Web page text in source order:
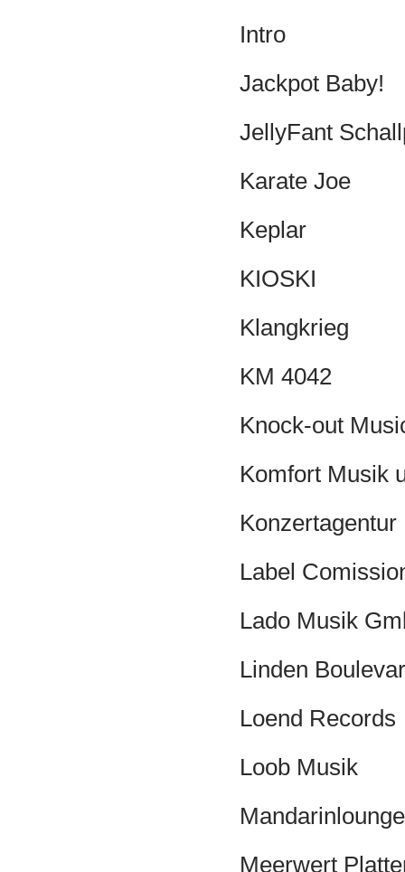
Intro
Jackpot Baby!
JellyFant
Karate Joe
Keplar
KIOSKI
Klangkrieg
KM 4042
Knock-out
Komfort Musik
Konzertagentur
Label
Lado Musik
Linden
Loend Records
Loob Musik
Mandarinlounge
Meerwert